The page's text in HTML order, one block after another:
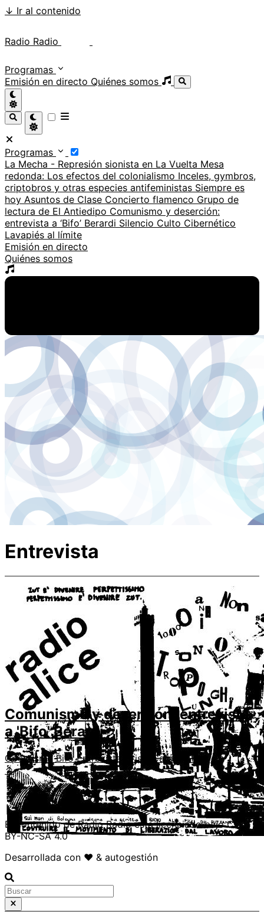
↓ Ir al contenido
Radio Radio
Programas
Emisión en directo Quiénes somos
Programas
La Mecha - Represión sionista en La Vuelta Mesa
redonda: Los efectos del colonialismo Inceles, gymbros,
criptobros y otras especies antifeministas Siempre es
hoy Asuntos de Clase Concierto flamenco Grupo de
lectura de El Antiedipo Comunismo y deserción:
entrevista a ‘Bifo’ Berardi Silencio Culto Cibernético
Lavapiés al límite
Emisión en directo
Quiénes somos
Entrevista
Comunismo y deserción: entrevista
a 'Bifo' Berardi
OperaismoBifoEntrevista Crisis
Catástrofe
↑
Quiénes somos
CSO La Rosa
El contenido de Radio Radio está licenciado bajo CC
BY-NC-SA 4.0
Desarrollada con ❤️ & autogestión